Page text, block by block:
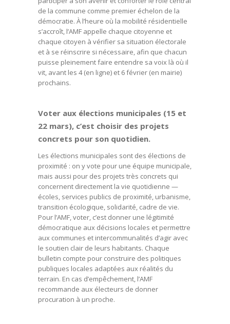
de la commune comme premier échelon de la
démocratie. À l’heure où la mobilité résidentielle
s’accroît, l’AMF appelle chaque citoyenne et
chaque citoyen à vérifier sa situation électorale
et à se réinscrire si nécessaire, afin que chacun
puisse pleinement faire entendre sa voix là où il
vit, avant les 4 (en ligne) et 6 février (en mairie)
prochains.
Voter aux élections municipales (15 et
22 mars), c’est choisir des projets
concrets pour son quotidien.
Les élections municipales sont des élections de
proximité : on y vote pour une équipe municipale,
mais aussi pour des projets très concrets qui
concernent directement la vie quotidienne —
écoles, services publics de proximité, urbanisme,
transition écologique, solidarité, cadre de vie.
Pour l’AMF, voter, c’est donner une légitimité
démocratique aux décisions locales et permettre
aux communes et intercommunalités d’agir avec
le soutien clair de leurs habitants. Chaque
bulletin compte pour construire des politiques
publiques locales adaptées aux réalités du
terrain. En cas d’empêchement, l’AMF
recommande aux électeurs de donner
procuration à un proche.